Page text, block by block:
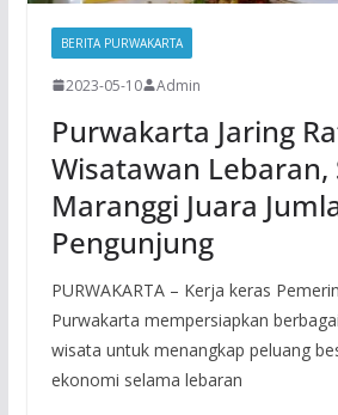
BERITA PURWAKARTA
2023-05-10 Admin
Purwakarta Jaring
Wisatawan Lebaran,
Maranggi Juara
Pengunjung
PURWAKARTA – Kerja keras
Purwakarta mempersiapkan
wisata untuk menangkap peluang
ekonomi selama lebaran